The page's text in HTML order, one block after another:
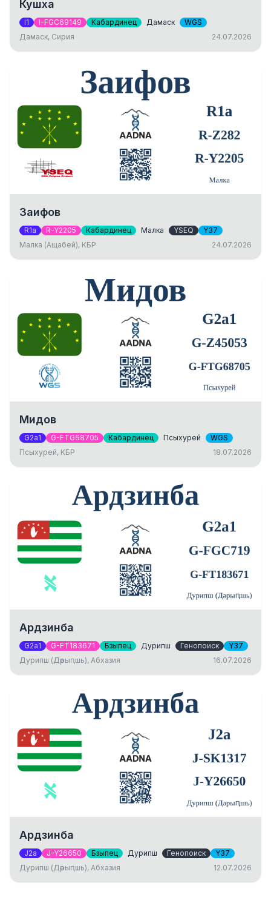
Кушха
I1 I-FGC69149 Кабардинец Дамаск
WGS
Дамаск, Сирия
24.07.2026
Заифов
R1a R-Y2205 Кабардинец Малка YSEQ
Y37
Малка (Ащабей), КБР
24.07.2026
Мидов
G2a1 G-FTG68705 Кабардинец Псыхурей
WGS
Псыхурей, КБР
18.07.2026
Ардзинба
G2a1 G-FT183671 Бзыпец Дурипш Генопоиск
Y37
Дурипш (Дәрыԥшь), Абхазия
16.07.2026
Ардзинба
J2a J-Y26650 Бзыпец Дурипш Генопоиск
Y37
Дурипш (Дәрыԥшь), Абхазия
12.07.2026